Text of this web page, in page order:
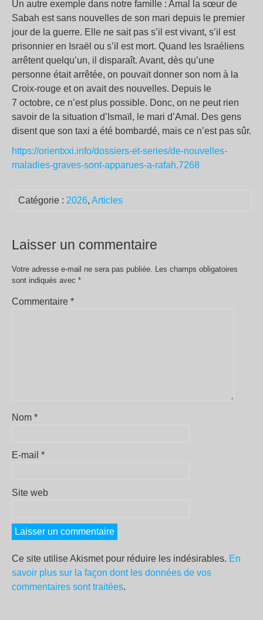
Un autre exemple dans notre famille : Amal la sœur de
Sabah est sans nouvelles de son mari depuis le premier
jour de la guerre. Elle ne sait pas s’il est vivant, s’il est
prisonnier en Israël ou s’il est mort. Quand les Israéliens
arrêtent quelqu’un, il disparaît. Avant, dès qu’une
personne était arrêtée, on pouvait donner son nom à la
Croix-rouge et on avait des nouvelles. Depuis le
7 octobre, ce n’est plus possible. Donc, on ne peut rien
savoir de la situation d’Ismaïl, le mari d’Amal. Des gens
disent que son taxi a été bombardé, mais ce n’est pas sûr.
https://orientxxi.info/dossiers-et-series/de-nouvelles-
maladies-graves-sont-apparues-a-rafah,7268
Catégorie : 2026, Articles
Laisser un commentaire
Votre adresse e-mail ne sera pas publiée. Les champs obligatoires
sont indiqués avec *
Commentaire *
Nom *
E-mail *
Site web
Ce site utilise Akismet pour réduire les indésirables. En
savoir plus sur la façon dont les données de vos
commentaires sont traitées.